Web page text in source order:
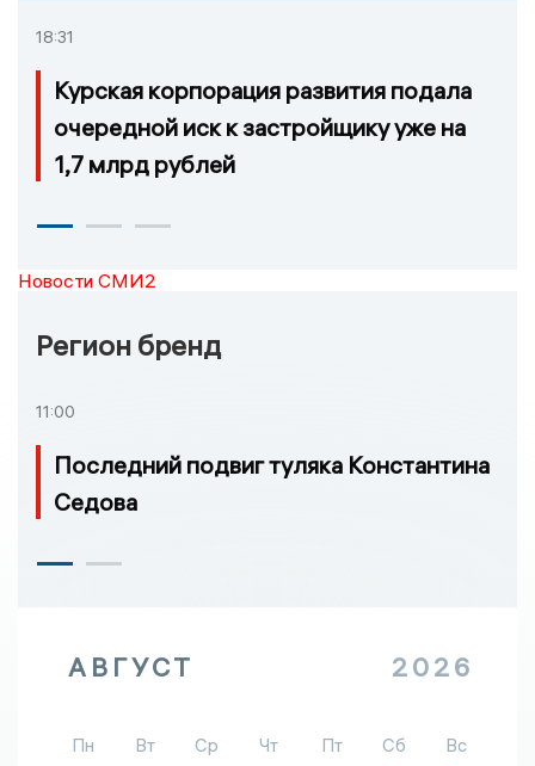
18:31
Курская корпорация развития подала
очередной иск к застройщику уже на
1,7 млрд рублей
Новости СМИ2
Регион бренд
11:00
Последний подвиг туляка Константина
Седова
АВГУСТ 2026
Пн Вт Ср Чт Пт Сб
Вс